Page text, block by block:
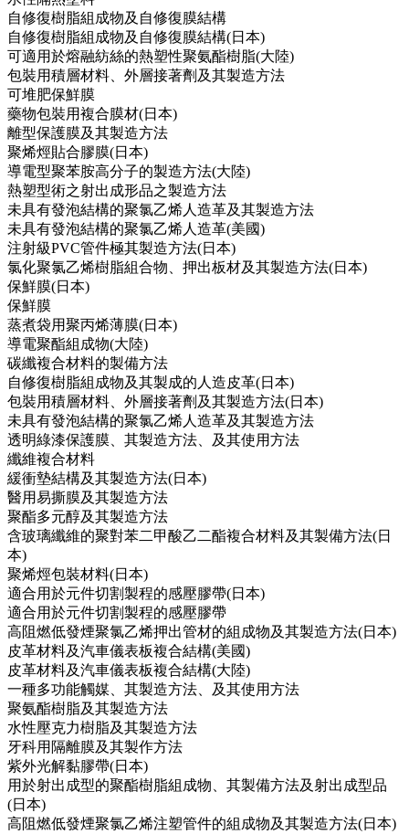
自修復樹脂組成物及自修復膜結構
自修復樹脂組成物及自修復膜結構(日本)
可適用於熔融紡絲的熱塑性聚氨酯樹脂(大陸)
包裝用積層材料、外層接著劑及其製造方法
可堆肥保鮮膜
藥物包裝用複合膜材(日本)
離型保護膜及其製造方法
聚烯烴貼合膠膜(日本)
導電型聚苯胺高分子的製造方法(大陸)
熱塑型術之射出成形品之製造方法
未具有發泡結構的聚氯乙烯人造革及其製造方法
未具有發泡結構的聚氯乙烯人造革(美國)
注射級PVC管件極其製造方法(日本)
氯化聚氯乙烯樹脂組合物、押出板材及其製造方法(日本)
保鮮膜(日本)
保鮮膜
蒸煮袋用聚丙烯薄膜(日本)
導電聚酯組成物(大陸)
碳纖複合材料的製備方法
自修復樹脂組成物及其製成的人造皮革(日本)
包裝用積層材料、外層接著劑及其製造方法(日本)
未具有發泡結構的聚氯乙烯人造革及其製造方法
透明綠漆保護膜、其製造方法、及其使用方法
纖維複合材料
緩衝墊結構及其製造方法(日本)
醫用易撕膜及其製造方法
聚酯多元醇及其製造方法
含玻璃纖維的聚對苯二甲酸乙二酯複合材料及其製備方法(日
本)
聚烯烴包裝材料(日本)
適合用於元件切割製程的感壓膠帶(日本)
適合用於元件切割製程的感壓膠帶
高阻燃低發煙聚氯乙烯押出管材的組成物及其製造方法(日本)
皮革材料及汽車儀表板複合結構(美國)
皮革材料及汽車儀表板複合結構(大陸)
一種多功能觸媒、其製造方法、及其使用方法
聚氨酯樹脂及其製造方法
水性壓克力樹脂及其製造方法
牙科用隔離膜及其製作方法
紫外光解黏膠帶(日本)
用於射出成型的聚酯樹脂組成物、其製備方法及射出成型品
(日本)
高阻燃低發煙聚氯乙烯注塑管件的組成物及其製造方法(日本)